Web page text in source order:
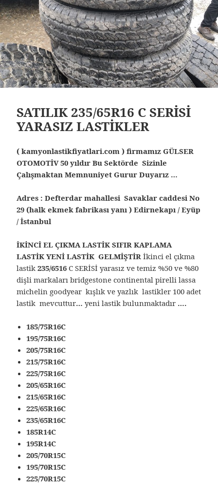
SATILIK 235/65R16 C SERİSİ
YARASIZ LASTİKLER
( kamyonlastikfiyatlari.com ) firmamız GÜLSER
OTOMOTİV 50 yıldır Bu Sektörde Sizinle
Çalışmaktan Memnuniyet Gurur Duyarız …
Adres : Defterdar mahallesi Savaklar caddesi No
29 (halk ekmek fabrikası yanı ) Edirnekapı / Eyüp
/ İstanbul
İKİNCİ EL ÇIKMA LASTİK SIFIR KAPLAMA
LASTİK YENİ LASTİK GELMİŞTİRİkinci el çıkma
lastik235/6516 C SERİSİ yarasız ve temiz %50 ve %80
dişli markaları bridgestone continental pirelli lassa
michelin goodyear kışlık ve yazlık lastikler 100 adet
lastik mevcuttur… yeni lastik bulunmaktadır ….
185/75R16C
195/75R16C
205/75R16C
215/75R16C
225/75R16C
205/65R16C
215/65R16C
225/65R16C
235/65R16C
185R14C
195R14C
205/70R15C
195/70R15C
225/70R15C